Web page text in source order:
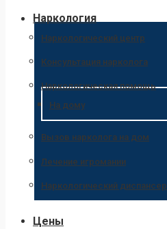
Наркология
Наркологический центр
Консультация нарколога
Наркологическая помощь
На дому
Вызов нарколога на дом
Лечение игромании
Наркологический диспансер
Цены